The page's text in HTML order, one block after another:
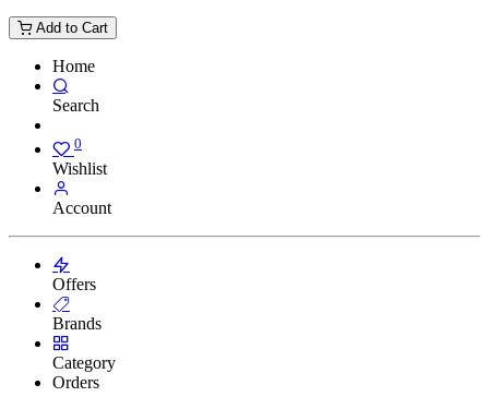
Add to Cart
Home
Search
0
Wishlist
Account
Offers
Brands
Category
Orders